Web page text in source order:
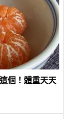
個！體重天天